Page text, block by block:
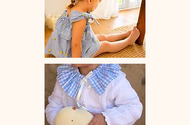
Vendue à l'unité